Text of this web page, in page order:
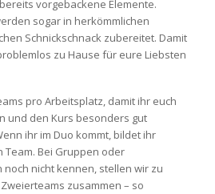
vorgebackene Elemente.
sogar in herkömmlichen
Schnickschnack zubereitet. Damit
zu Hause für eure Liebsten
pro Arbeitsplatz, damit ihr euch
und den Kurs besonders gut
ihr im Duo kommt, bildet ihr
Team. Bei Gruppen oder
noch nicht kennen, stellen wir zu
zusammen – so